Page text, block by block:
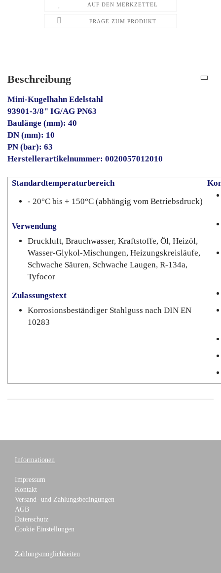
AUF DEN MERKZETTEL
FRAGE ZUM PRODUKT
Beschreibung
Mini-Kugelhahn Edelstahl
93901-3/8" IG/AG PN63
Baulänge (mm): 40
DN (mm): 10
PN (bar): 63
Herstellerartikelnummer: 0020057012010
Standardtemperaturbereich
- 20°C bis + 150°C (abhängig vom Betriebsdruck)
Verwendung
Druckluft, Brauchwasser, Kraftstoffe, Öl, Heizöl,
Wasser-Glykol-Mischungen, Heizungskreisläufe,
Schwache Säuren, Schwache Laugen, R-134a,
Tyfocor
Zulassungstext
Korrosionsbeständiger Stahlguss nach DIN EN
10283
Informationen
Impressum
Kontakt
Versand- und Zahlungsbedingungen
AGB
Datenschutz
Cookie Einstellungen
Zahlungsmöglichkeiten